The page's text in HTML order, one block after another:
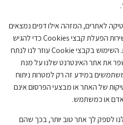
לאתרים, המזהה אילו דפים נמצאים
בשימוש. כמו כן, אתר זה נעזר בשירות הפעלת קבצי Cookies כדי להגיש
פרסומות והצעות שיווקיות מיוחדות. השימוש בקבצי Cookie עוזר לנו לנתח
את אתר האינטרנט שלנו על מנת
במידע זה רק למטרות ניתוח
של האתר או מבצעי הפרסום אינם
או כמשתמש.
לספק לך אתר טוב יותר, בכך שהם